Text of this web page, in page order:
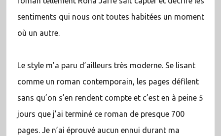
sentiments qui nous ont toutes habitées un moment
où un autre.
Le style m’a paru d’ailleurs très moderne. Se lisant
comme un roman contemporain, les pages défilent
sans qu’on s’en rendent compte et c’est en à peine 5
jours que j’ai terminé ce roman de presque 700
pages. Je n’ai éprouvé aucun ennui durant ma